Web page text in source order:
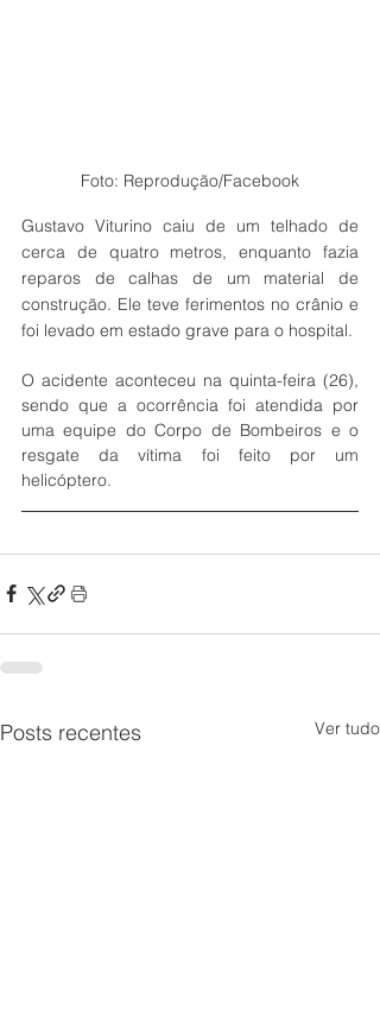
Foto: Reprodução/Facebook
Gustavo Viturino caiu de um telhado de
cerca de quatro metros, enquanto fazia
reparos de calhas de um material de
construção. Ele teve ferimentos no crânio e
foi levado em estado grave para o hospital.
O acidente aconteceu na quinta-feira (26),
sendo que a ocorrência foi atendida por
uma equipe do Corpo de Bombeiros e o
resgate da vítima foi feito por um
helicóptero.
Posts recentes Ver tudo